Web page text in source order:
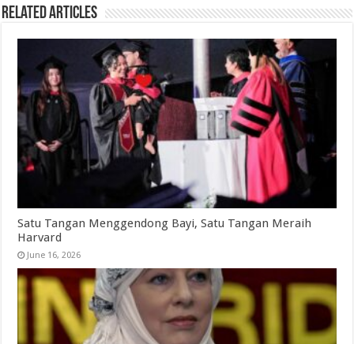
Related Articles
Satu Tangan Menggendong Bayi, Satu Tangan Meraih
Harvard
June 16, 2026